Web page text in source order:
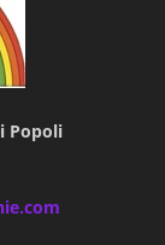
Popoli